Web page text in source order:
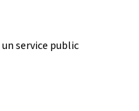
service public